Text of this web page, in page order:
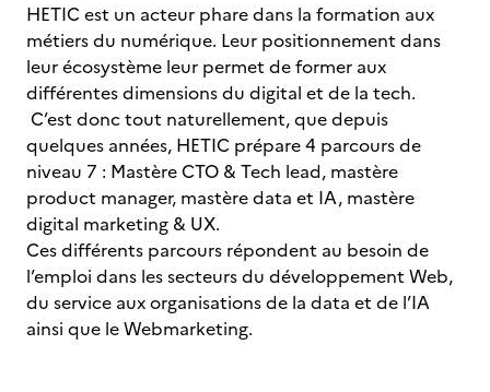
HETIC est un acteur phare dans la formation aux
métiers du numérique. Leur positionnement dans
leur écosystème leur permet de former aux
différentes dimensions du digital et de la tech.
C’est donc tout naturellement, que depuis
quelques années, HETIC prépare 4 parcours de
niveau 7 : Mastère CTO & Tech lead, mastère
product manager, mastère data et IA, mastère
digital marketing & UX.
Ces différents parcours répondent au besoin de
l’emploi dans les secteurs du développement Web,
du service aux organisations de la data et de l’IA
ainsi que le Webmarketing.